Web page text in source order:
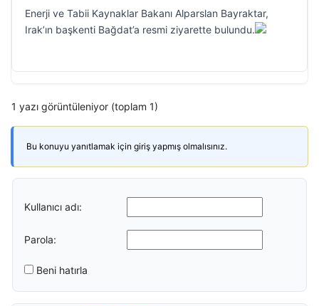
Enerji ve Tabii Kaynaklar Bakanı Alparslan Bayraktar,
Irak’ın başkenti Bağdat’a resmi ziyarette bulundu.
1 yazı görüntüleniyor (toplam 1)
Bu konuyu yanıtlamak için giriş yapmış olmalısınız.
Kullanıcı adı:
Parola:
Beni hatırla